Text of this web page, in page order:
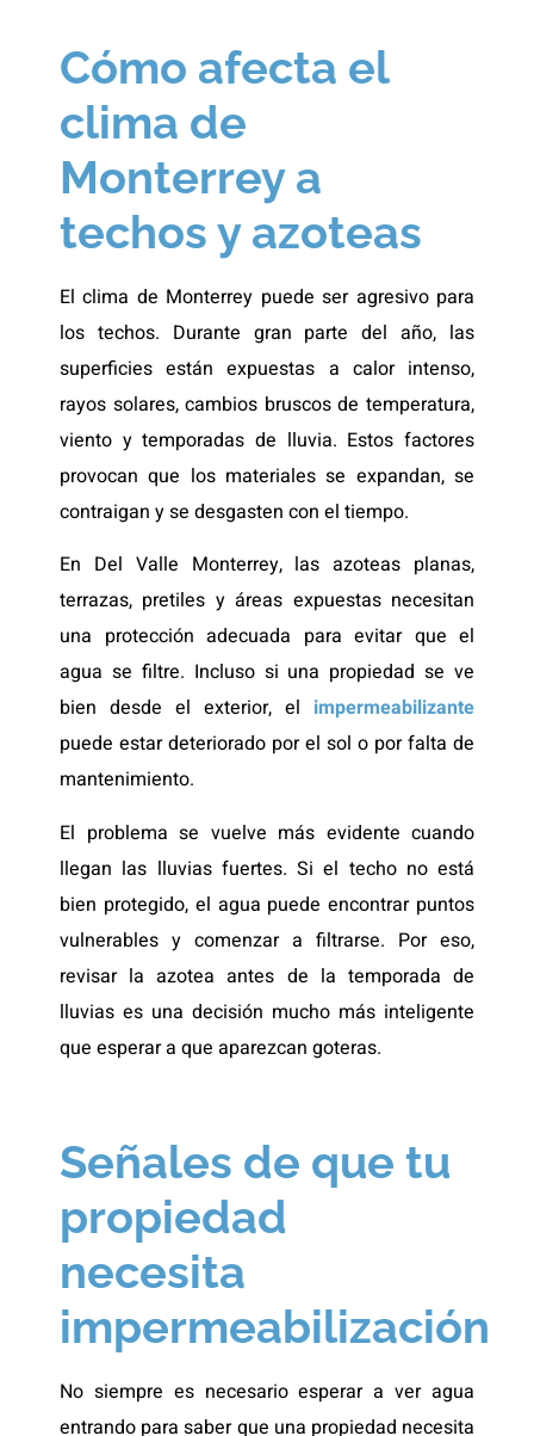
Cómo afecta el
clima de
Monterrey a
techos y azoteas
El clima de Monterrey puede ser agresivo para
los techos. Durante gran parte del año, las
superficies están expuestas a calor intenso,
rayos solares, cambios bruscos de temperatura,
viento y temporadas de lluvia. Estos factores
provocan que los materiales se expandan, se
contraigan y se desgasten con el tiempo.
En Del Valle Monterrey, las azoteas planas,
terrazas, pretiles y áreas expuestas necesitan
una protección adecuada para evitar que el
agua se filtre. Incluso si una propiedad se ve
bien desde el exterior, el impermeabilizante
puede estar deteriorado por el sol o por falta de
mantenimiento.
El problema se vuelve más evidente cuando
llegan las lluvias fuertes. Si el techo no está
bien protegido, el agua puede encontrar puntos
vulnerables y comenzar a filtrarse. Por eso,
revisar la azotea antes de la temporada de
lluvias es una decisión mucho más inteligente
que esperar a que aparezcan goteras.
Señales de que tu
propiedad
necesita
impermeabilización
No siempre es necesario esperar a ver agua
entrando para saber que una propiedad necesita